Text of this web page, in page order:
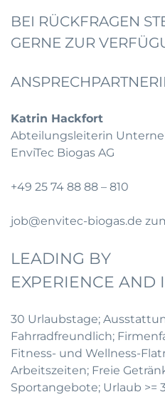
BEI RÜCKFRAGEN
GERNE ZUR
Katrin Hackfort
Abteilungsleiterin
EnviTec Biogas AG
+49 25 74 88 88 – 810
job@envitec-biogas.de
LEADING BY
EXPERIENCE AND
30 Urlaubstage;
Fahrradfreundlich;
Fitness- und Wellness-
Arbeitszeiten; Freie
Sportangebote; Urlaub >=